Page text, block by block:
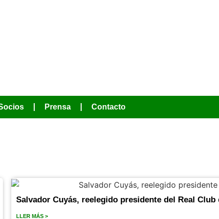
Prensa Contacto
Salvador Cuyás, reelegido presidente del Real Club
LLER MÁS >